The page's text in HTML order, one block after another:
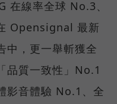
在線率全球 No.3、
Opensignal 最新
中，更一舉斬獲全
品質一致性」No.1
影音體驗 No.1、全